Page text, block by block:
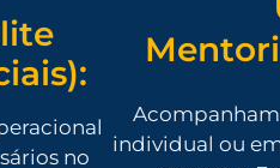
no
individual ou